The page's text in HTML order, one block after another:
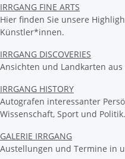
IRRGANG FINE ARTS
Hier finden Sie unsere
Künstler*innen.
IRRGANG DISCOVERIES
Ansichten und Landkarten
IRRGANG HISTORY
Autografen interessanter
Wissenschaft, Sport und Politik.
GALERIE IRRGANG
Austellungen und Termine in